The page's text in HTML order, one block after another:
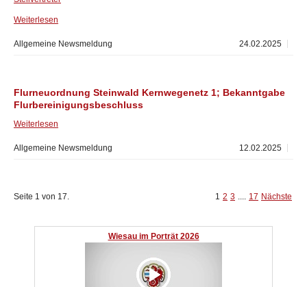
Weiterlesen
24.02.2025
Allgemeine Newsmeldung
Flurneuordnung Steinwald Kernwegenetz 1; Bekanntgabe
Flurbereinigungsbeschluss
Weiterlesen
12.02.2025
Allgemeine Newsmeldung
Seite 1 von 17. 1 2 3 .... 17 Nächste
Wiesau im Porträt 2026